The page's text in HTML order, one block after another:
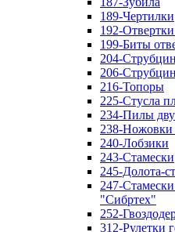
189-Чертилки
192-
199-Биты
204-
206-
216-Топоры
225-Стусла
234-Пилы
238-Ножовки
240-Лобзики
243-Стамески
245-Долота-
247-
"Сибртех"
252-
312-Рулетки